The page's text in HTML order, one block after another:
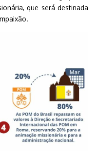
que será destinada